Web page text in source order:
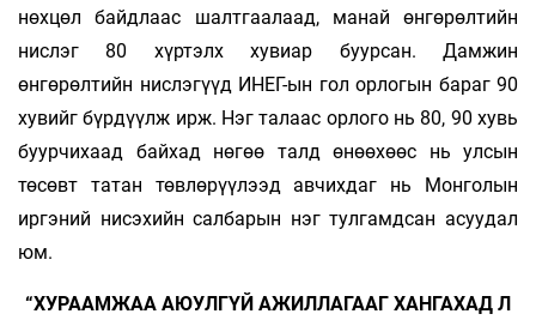
нөхцөл байдлаас шалтгаалаад, манай өнгөрөлтийн
нислэг 80 хүртэлх хувиар буурсан. Дамжин
өнгөрөлтийн нислэгүүд ИНЕГ-ын гол орлогын бараг 90
хувийг бүрдүүлж ирж. Нэг талаас орлого нь 80, 90 хувь
буурчихаад байхад нөгөө талд өнөөхөөс нь улсын
төсөвт татан төвлөрүүлээд авчихдаг нь Монголын
иргэний нисэхийн салбарын нэг тулгамдсан асуудал
юм.
“ХУРААМЖАА АЮУЛГҮЙ АЖИЛЛАГААГ ХАНГАХАД Л